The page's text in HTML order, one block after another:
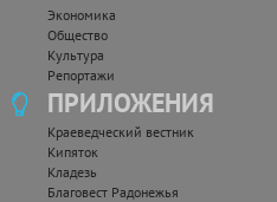
Экономика
Общество
Культура
Репортажи
ПРИЛОЖЕНИЯ
Краеведческий вестник
Кипяток
Кладезь
Благовест Радонежья